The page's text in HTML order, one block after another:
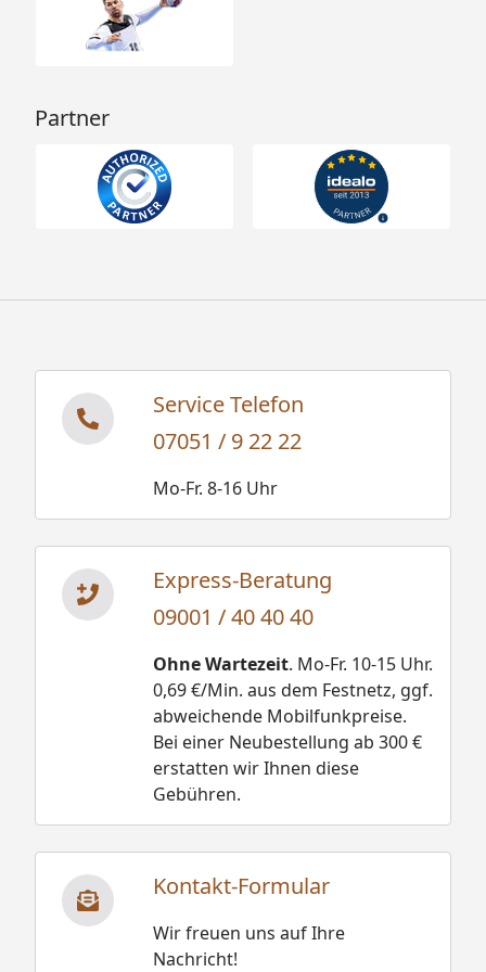
Sorglos-Paket mit Montage
und besonderen Service-
Sternenhimmel
Saunadüfte und Aufgusskonzentrate
Thermo- und Hygrometer, Sanduhren,
Schöpfkellen, Aufgusskübel, usw.
Karibu Sauna Amelia 3 Montageanleitung
Karibu Sauna Amelia 3 Dachkranz
Karibu Sauna Amelia 3 mit integr. Steuerung
Montageanleitung
Karibu Sauna Amelia 3 mit inkl.
Steuegerät Montageanleitung
Karibu Sauna Amelia 3 mit Bio-Kombiofen
inkl. Steuegerät Montageanleitung
Karibu Steuergerät Easy Montageanleitung
Karibu Exemplarischer Silikonkabel-
Verlegungsplan
Karibu Sauna Amelia 3 Technische Daten
Energielabel für LED Spots im Dachkranz
Partner
Service Telefon
07051 / 9 22 22
Mo-Fr. 8-16 Uhr
Express-Beratung
09001 / 40 40 40
Ohne Wartezeit. Mo-Fr. 10-15 Uhr.
0,69 €/Min. aus dem Festnetz, ggf.
abweichende Mobilfunkpreise.
Bei einer Neubestellung ab 300 €
erstatten wir Ihnen diese
Gebühren.
Kontakt-Formular
Wir freuen uns auf Ihre
Nachricht!